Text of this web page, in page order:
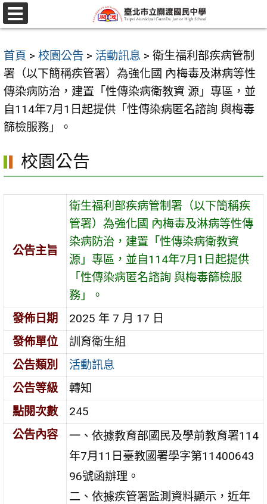
跳
至
要
內
容
區
選
單
首頁 > 校園公告 > 活動訊息 > 衛生福利部疾病管制
署（以下簡稱疾管署）為強化國 內梅毒及淋病等性
傳染病防治，建置「性傳染病衛教資 源」專區，並
自114年7月1日起提供「性傳染病匿名諮詢 與梅毒
篩檢服務」。
校園公告
公告主旨
衛生福利部疾病管制署（以下簡稱疾
管署）為強化國 內梅毒及淋病等性傳
染病防治，建置「性傳染病衛教資
源」專區，並自114年7月1日起提供
「性傳染病匿名諮詢 與梅毒篩檢服
務」。
發佈日期
2025 年 7 月 17 日
發佈單位
訓育衛生組
公告類別
活動訊息
公告等級
轉知
點閱次數
245
公告內容
一、依據教育部國民及學前教育署114
年7月11日臺教國署學字第11400643
96號函辦理。
二、依據疾管署監測資料顯示，近年